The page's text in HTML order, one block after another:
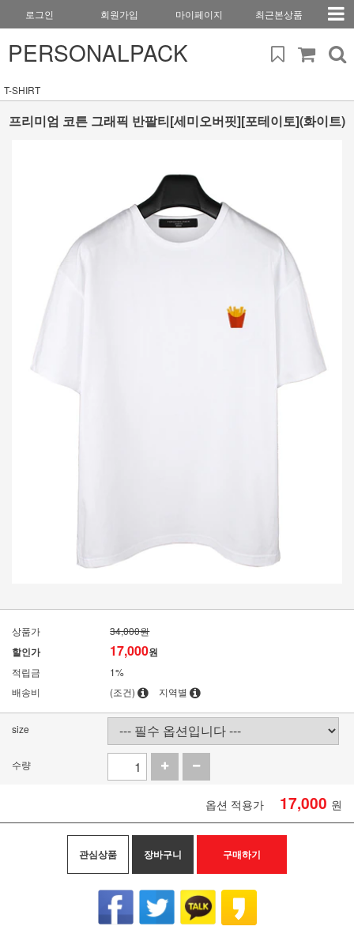
로그인 회원가입 마이페이지 최근본상품
PERSONALPACK
T-SHIRT
프리미엄 코튼 그래픽 반팔티[세미오버핏][포테이토](화이트)
상품가 34,000원
할인가 17,000원
적립금
1%
배송비
(조건) 지역별
size
수량
옵션 적용가 17,000 원
관심상품 장바구니 구매하기